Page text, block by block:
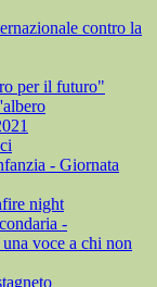
contro la
per il futuro"
- Giornata
night
-
voce a chi non